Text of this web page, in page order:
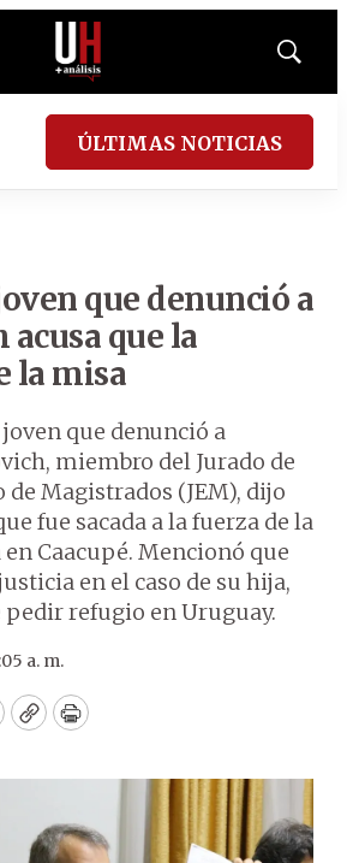
Mostrar
ÚLTIMAS NOTICIAS
que denunció a
que la
la misa
que denunció a
miembro del Jurado de
Magistrados (JEM), dijo
fue sacada a la fuerza de la
Caacupé. Mencionó que
en el caso de su hija,
refugio en Uruguay.
a. m.
CopyPrint